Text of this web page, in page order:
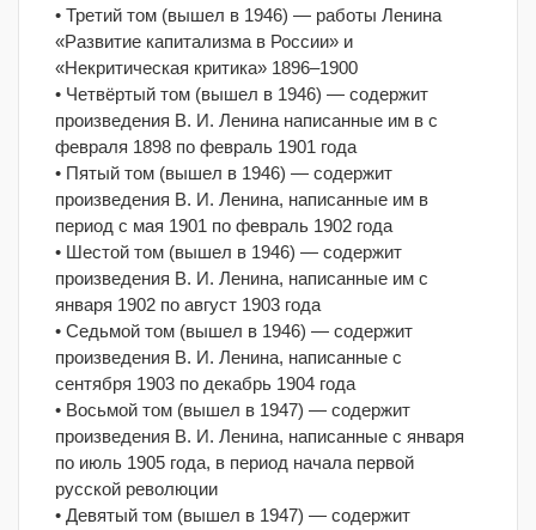
• Третий том (вышел в 1946) — работы Ленина
«Развитие капитализма в России» и
«Некритическая критика» 1896–1900
• Четвёртый том (вышел в 1946) — содержит
произведения В. И. Ленина написанные им в с
февраля 1898 по февраль 1901 года
• Пятый том (вышел в 1946) — содержит
произведения В. И. Ленина, написанные им в
период с мая 1901 по февраль 1902 года
• Шестой том (вышел в 1946) — содержит
произведения В. И. Ленина, написанные им с
января 1902 по август 1903 года
• Седьмой том (вышел в 1946) — содержит
произведения В. И. Ленина, написанные с
сентября 1903 по декабрь 1904 года
• Восьмой том (вышел в 1947) — содержит
произведения В. И. Ленина, написанные с января
по июль 1905 года, в период начала первой
русской революции
• Девятый том (вышел в 1947) — содержит